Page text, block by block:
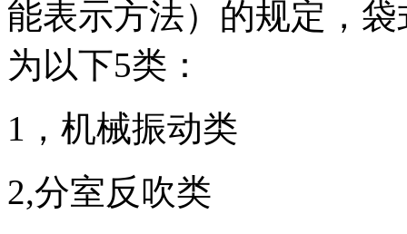
能表示方法）的规定，
为以下5类：
1，机械振动类
2,分室反吹类